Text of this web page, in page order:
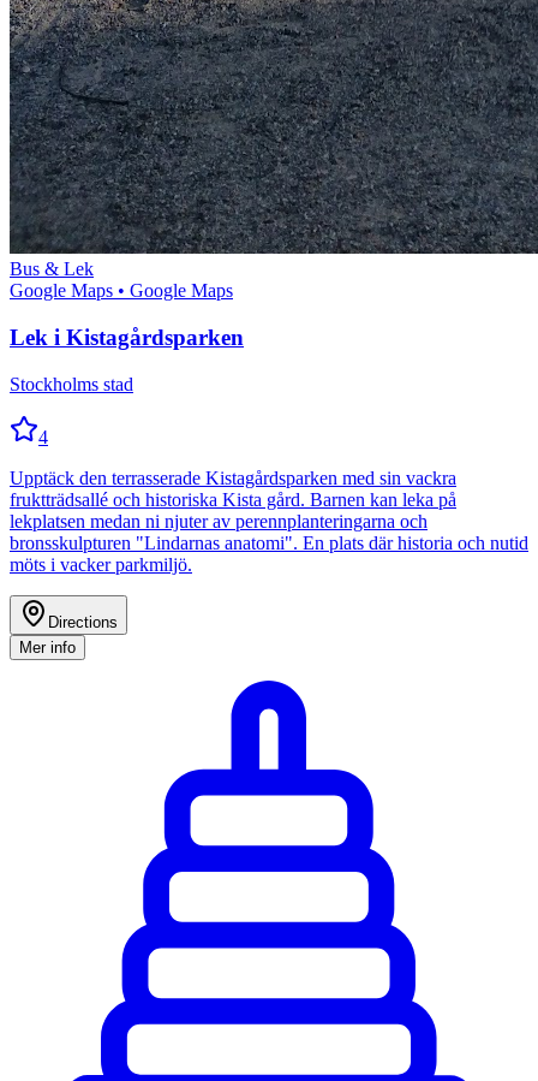
Bus & Lek
Google Maps • Google Maps
Lek i Kistagårdsparken
Stockholms stad
4
Upptäck den terrasserade Kistagårdsparken med sin vackra
fruktträdsallé och historiska Kista gård. Barnen kan leka på
lekplatsen medan ni njuter av perennplanteringarna och
bronsskulpturen "Lindarnas anatomi". En plats där historia och nutid
möts i vacker parkmiljö.
Directions
Mer info